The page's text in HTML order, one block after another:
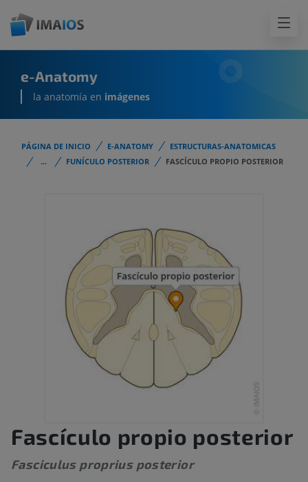
e-Anatomy
la anatomía en imágenes
PÁGINA DE INICIO E-ANATOMY
ESTRUCTURAS-ANATOMICAS
...
FUNÍCULO POSTERIOR FASCÍCULO PROPIO POSTERIOR
Fascículo propio posterior
Fasciculus proprius posterior